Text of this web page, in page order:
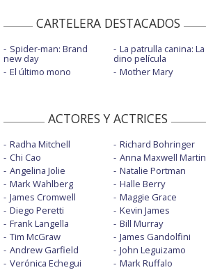
CARTELERA DESTACADOS
Spider-man: Brand
new day
El último mono
La patrulla canina: La
dino película
Mother Mary
ACTORES Y ACTRICES
Radha Mitchell
Chi Cao
Angelina Jolie
Mark Wahlberg
James Cromwell
Diego Peretti
Frank Langella
Tim McGraw
Andrew Garfield
Verónica Echegui
Richard Bohringer
Anna Maxwell Martin
Natalie Portman
Halle Berry
Maggie Grace
Kevin James
Bill Murray
James Gandolfini
John Leguizamo
Mark Ruffalo